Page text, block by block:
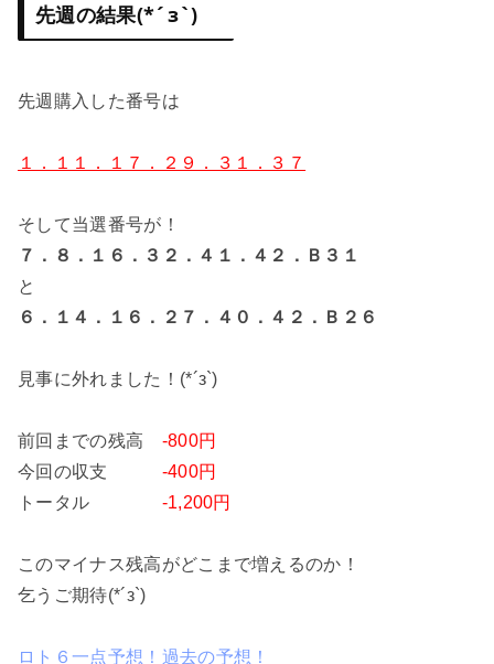
先週の結果(*´з`)
先週購入した番号は
１．１１．１７．２９．３１．３７
そして当選番号が！
７．８．１６．３２．４１．４２．Ｂ３１
と
６．１４．１６．２７．４０．４２．Ｂ２６
見事に外れました！(*´з`)
前回までの残高 -800円
今回の収支 -400円
トータル -1,200円
このマイナス残高がどこまで増えるのか！
乞うご期待(*´з`)
ロト６一点予想！過去の予想！